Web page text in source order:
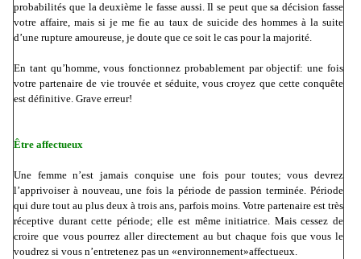
probabilités que la deuxième le fasse aussi. Il se peut que sa décision fasse
votre affaire, mais si je me fie au taux de suicide des hommes à la suite
d’une rupture amoureuse, je doute que ce soit le cas pour la majorité.
En tant qu’homme, vous fonctionnez probablement par objectif: une fois
votre partenaire de vie trouvée et séduite, vous croyez que cette conquête
est définitive. Grave erreur!
Être affectueux
Une femme n’est jamais conquise une fois pour toutes; vous devrez
l’apprivoiser à nouveau, une fois la période de passion terminée. Période
qui dure tout au plus deux à trois ans, parfois moins. Votre partenaire est très
réceptive durant cette période; elle est même initiatrice. Mais cessez de
croire que vous pourrez aller directement au but chaque fois que vous le
voudrez si vous n’entretenez pas un «environnement»affectueux.